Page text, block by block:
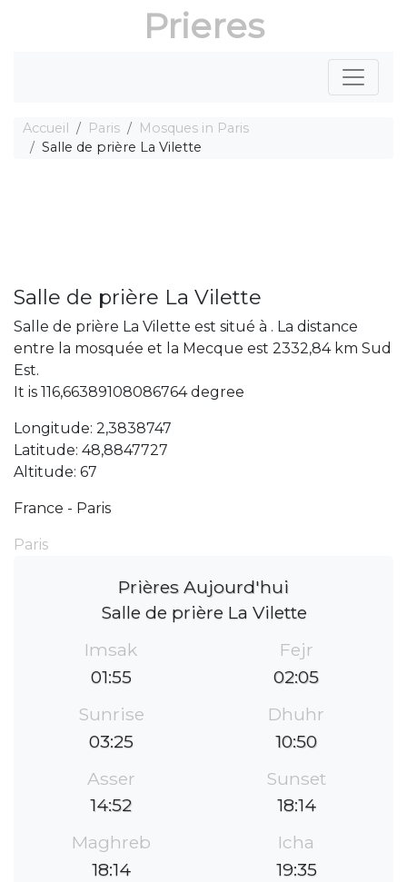
Prieres
Accueil Paris
Mosques in Paris
Salle de prière La Vilette
Salle de prière La Vilette
Salle de prière La Vilette est situé à . La distance
entre la mosquée et la Mecque est 2332,84 km Sud
Est.
It is 116,66389108086764 degree
Longitude: 2,3838747
Latitude: 48,8847727
Altitude: 67
France - Paris
Paris
Prières Aujourd'hui
Salle de prière La Vilette
Imsak
01:55
Fejr
02:05
Sunrise
03:25
Dhuhr
10:50
Asser
14:52
Sunset
18:14
Maghreb
18:14
Icha
19:35